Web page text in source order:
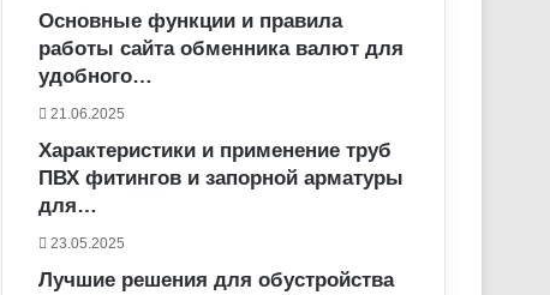
Основные функции и правила
работы сайта обменника валют для
удобного…
21.06.2025
Характеристики и применение труб
ПВХ фитингов и запорной арматуры
для…
23.05.2025
Лучшие решения для обустройства